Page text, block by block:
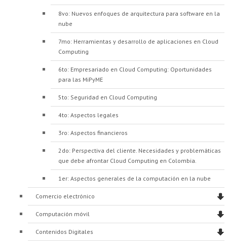
8vo: Nuevos enfoques de arquitectura para software en la
nube
7mo: Herramientas y desarrollo de aplicaciones en Cloud
Computing
6to: Empresariado en Cloud Computing: Oportunidades
para las MiPyME
5to: Seguridad en Cloud Computing
4to: Aspectos legales
3ro: Aspectos financieros
2do: Perspectiva del cliente. Necesidades y problemáticas
que debe afrontar Cloud Computing en Colombia.
1er: Aspectos generales de la computación en la nube
Comercio electrónico
Computación móvil
Contenidos Digitales